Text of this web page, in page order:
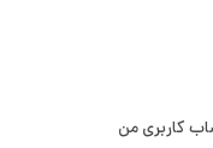
کاربری من